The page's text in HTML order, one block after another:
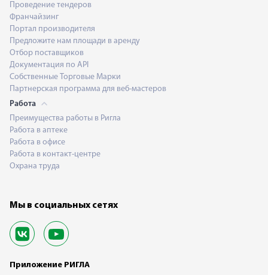
Проведение тендеров
Франчайзинг
Портал производителя
Предложите нам площади в аренду
Отбор поставщиков
Документация по API
Собственные Торговые Марки
Партнерская программа для веб-мастеров
Работа
Преимущества работы в Ригла
Работа в аптеке
Работа в офисе
Работа в контакт-центре
Охрана труда
Мы в социальных сетях
Приложение РИГЛА